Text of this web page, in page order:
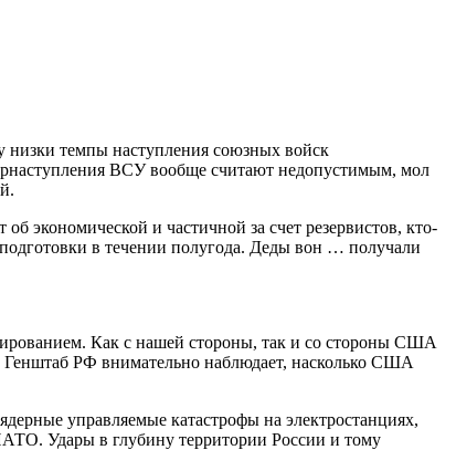
низки темпы наступления союзных войск
ВСУ вообще считают недопустимым, мол
экономической и частичной за счет резервистов, кто-
в течении полугода. Деды вон … получали
Как с нашей стороны, так и со стороны США
Генштаб РФ внимательно наблюдает, насколько США
управляемые катастрофы на электростанциях,
Удары в глубину территории России и тому